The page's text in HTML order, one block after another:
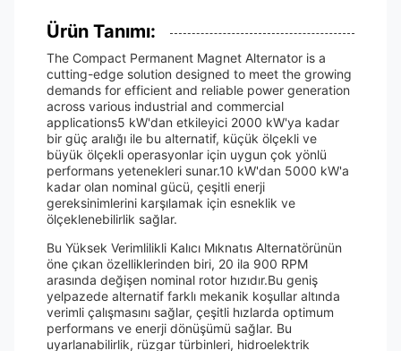
Ürün Tanımı:
The Compact Permanent Magnet Alternator is a
cutting-edge solution designed to meet the growing
demands for efficient and reliable power generation
across various industrial and commercial
applications5 kW'dan etkileyici 2000 kW'ya kadar
bir güç aralığı ile bu alternatif, küçük ölçekli ve
büyük ölçekli operasyonlar için uygun çok yönlü
performans yetenekleri sunar.10 kW'dan 5000 kW'a
kadar olan nominal gücü, çeşitli enerji
gereksinimlerini karşılamak için esneklik ve
ölçeklenebilirlik sağlar.
Bu Yüksek Verimlilikli Kalıcı Mıknatıs Alternatörünün
öne çıkan özelliklerinden biri, 20 ila 900 RPM
arasında değişen nominal rotor hızıdır.Bu geniş
yelpazede alternatif farklı mekanik koşullar altında
verimli çalışmasını sağlar, çeşitli hızlarda optimum
performans ve enerji dönüşümü sağlar. Bu
uyarlanabilirlik, rüzgar türbinleri, hidroelektrik